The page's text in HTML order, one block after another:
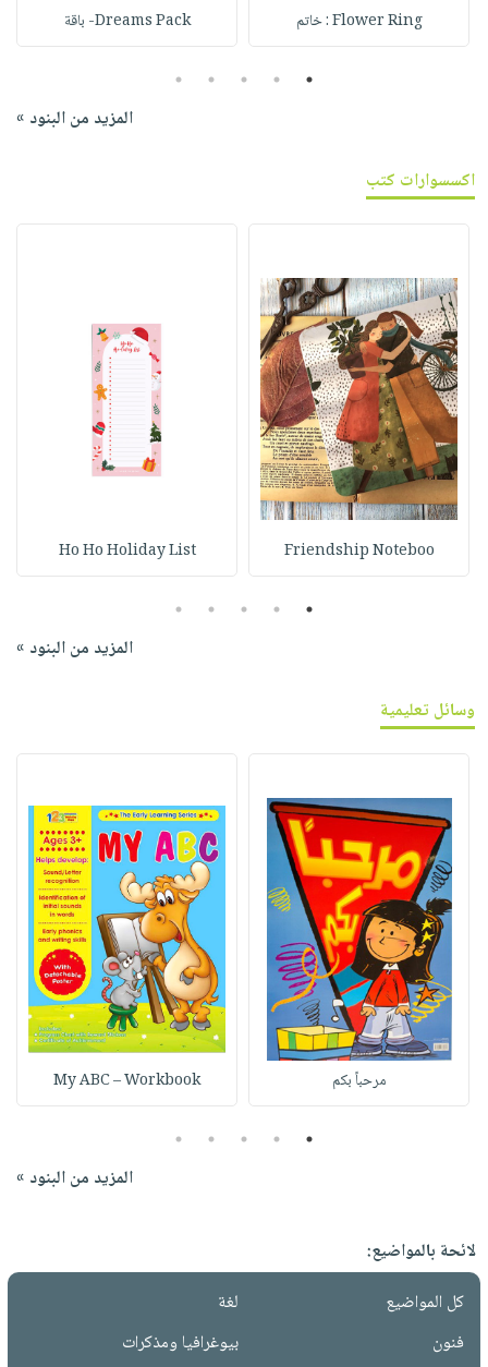
Flower Ring : خاتم Dreams Pack- باقة
1
2
3
4
5
المزيد من البنود »
اكسسوارات كتب
Friendship Noteboo
Ho Ho Holiday List
1
2
3
4
5
المزيد من البنود »
وسائل تعليمية
مرحباً بكم My ABC – Workbook
1
2
3
4
5
المزيد من البنود »
لائحة بالمواضيع:
كل المواضيع
لغة
فنون
بيوغرافيا ومذكرات